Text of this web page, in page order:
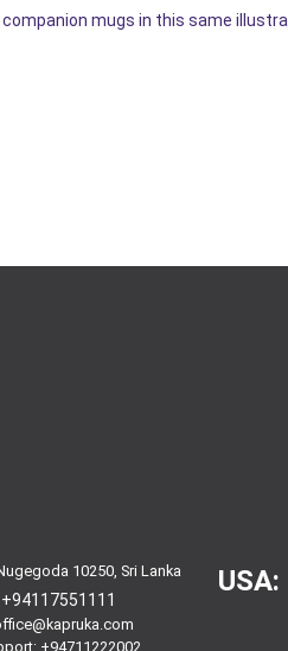
companion mugs in this same
10250, Sri Lanka
+94117551111
USA: